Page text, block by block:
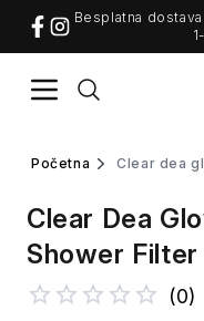
Besplatna
početna clear dea
Clear Dea
Shower Filter
(0)